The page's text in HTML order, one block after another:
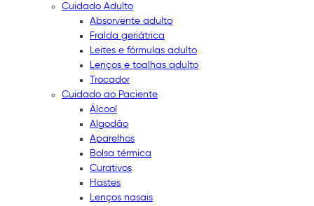
Cuidado Adulto
Absorvente adulto
Fralda geriátrica
Leites e fórmulas adulto
Lenços e toalhas adulto
Trocador
Cuidado ao Paciente
Álcool
Algodão
Aparelhos
Bolsa térmica
Curativos
Hastes
Lenços nasais